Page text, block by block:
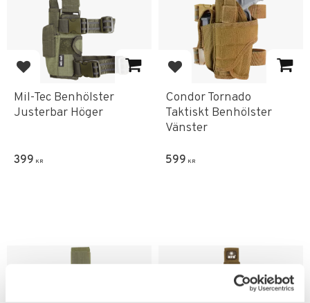
Lägg till i favoriter
Mil-Tec Benhölster
Justerbar Höger
399 KR
Lägg till i favoriter
Condor Tornado
Taktiskt Benhölster
Vänster
599 KR